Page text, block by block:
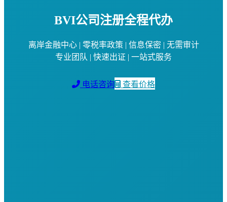
BVI公司注册全程代办
离岸金融中心 | 零税率政策 | 信息保密 | 无需审计
专业团队 | 快速出证 | 一站式服务
电话咨询 查看价格